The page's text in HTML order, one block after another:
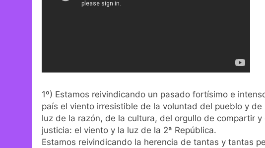
1º) Estamos reivindicando un pasado fortísimo e
país el viento irresistible de la voluntad del pueblo y
luz de la razón, de la cultura, del orgullo de compartir
justicia: el viento y la luz de la 2ª República.
Estamos reivindicando la herencia de tantas y tantas